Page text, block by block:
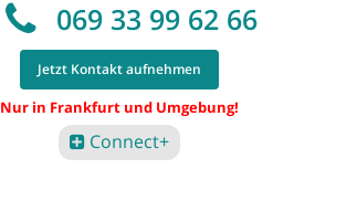
069 33 99 62 66
Jetzt Kontakt aufnehmen
Nur in Frankfurt und Umgebung!
Connect+